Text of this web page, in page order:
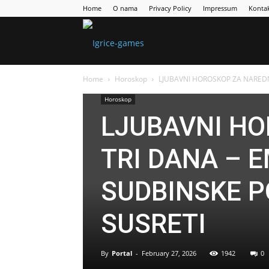
Home O nama Privacy Policy Impressum
Home Horoskop LJUBAVNI HOROSKOP ZA
Horoskop
LJUBAVNI
TRI DANA –
SUDBINSKE
SUSRETI
By Portal - February 27, 2026 1942 0